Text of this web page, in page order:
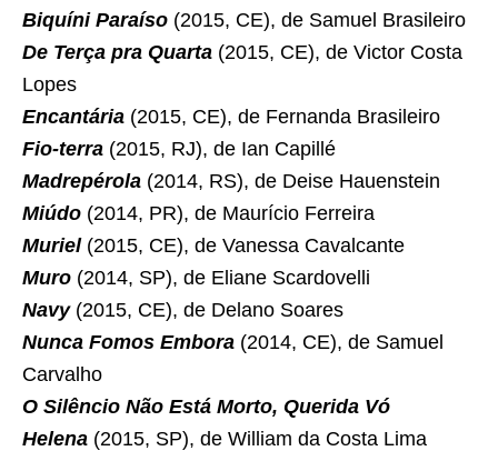
Biquíni Paraíso (2015, CE), de Samuel Brasileiro
De Terça pra Quarta (2015, CE), de Victor Costa
Lopes
Encantária (2015, CE), de Fernanda Brasileiro
Fio-terra (2015, RJ), de Ian Capillé
Madrepérola (2014, RS), de Deise Hauenstein
Miúdo (2014, PR), de Maurício Ferreira
Muriel(2015, CE), de Vanessa Cavalcante
Muro (2014, SP), de Eliane Scardovelli
Navy(2015, CE), de Delano Soares
Nunca Fomos Embora (2014, CE), de Samuel
Carvalho
O Silêncio Não Está Morto, Querida Vó
Helena (2015, SP), de William da Costa Lima